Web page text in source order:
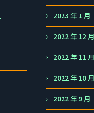
2023 年 1 月
2022 年 12 月
2022 年 11 月
2022 年 10 月
2022 年 9 月